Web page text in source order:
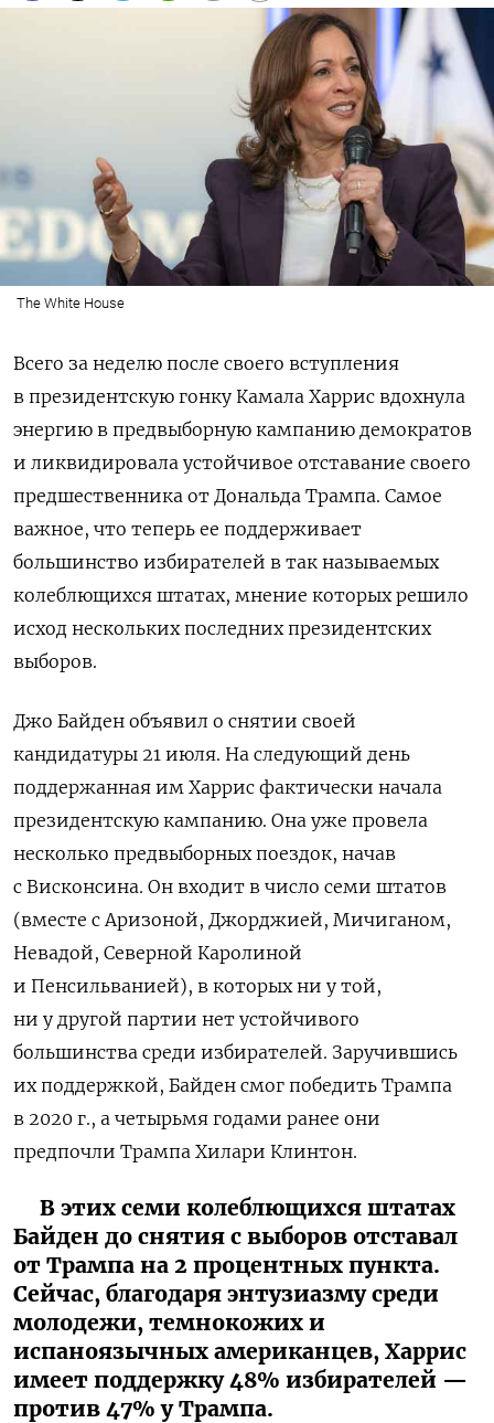
The White House
Всего за неделю после своего вступления
в президентскую гонку Камала Харрис вдохнула
энергию в предвыборную кампанию демократов
и ликвидировала устойчивое отставание своего
предшественника от Дональда Трампа. Самое
важное, что теперь ее поддерживает
большинство избирателей в так называемых
колеблющихся штатах, мнение которых решило
исход нескольких последних президентских
выборов.
Джо Байден объявил о снятии своей
кандидатуры 21 июля. На следующий день
поддержанная им Харрис фактически начала
президентскую кампанию. Она уже провела
несколько предвыборных поездок, начав
с Висконсина. Он входит в число семи штатов
(вместе с Аризоной, Джорджией, Мичиганом,
Невадой, Северной Каролиной
и Пенсильванией), в которых ни у той,
ни у другой партии нет устойчивого
большинства среди избирателей. Заручившись
их поддержкой, Байден смог победить Трампа
в 2020 г., а четырьмя годами ранее они
предпочли Трампа Хилари Клинтон.
В этих семи колеблющихся штатах
Байден до снятия с выборов отставал
от Трампа на 2 процентных пункта.
Сейчас, благодаря энтузиазму среди
молодежи, темнокожих и
испаноязычных американцев, Харрис
имеет поддержку 48% избирателей —
против 47% у Трампа.